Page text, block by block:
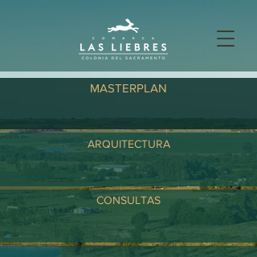
MASTERPLAN
ARQUITECTURA
CONSULTAS